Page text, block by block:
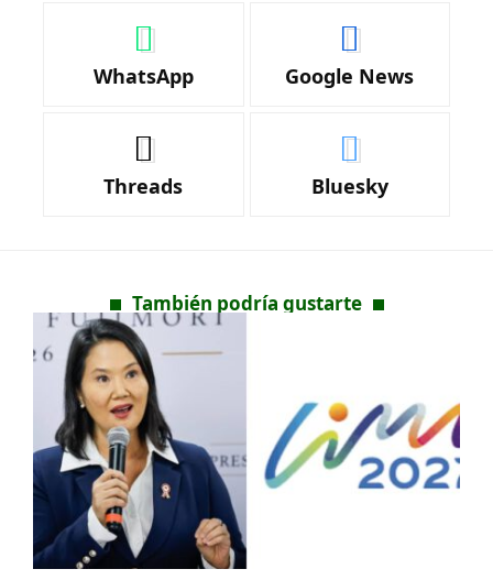
WhatsApp Google News
Threads Bluesky
También podría gustarte